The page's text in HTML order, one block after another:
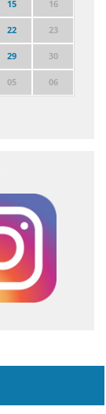
15 16
22 23
29 30
05 06